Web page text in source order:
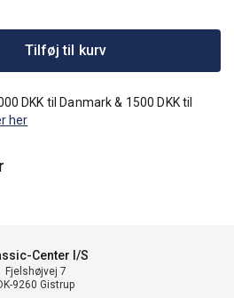
Tilføj til kurv
DKK til Danmark & 1500 DKK til
her
Center I/S
Fjelshøjvej 7
9260 Gistrup